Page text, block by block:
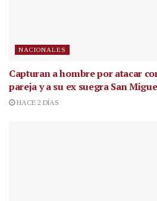
NACIONALES
Capturan a hombre por atacar
pareja y a su ex suegra San
HACE 2 DÍAS